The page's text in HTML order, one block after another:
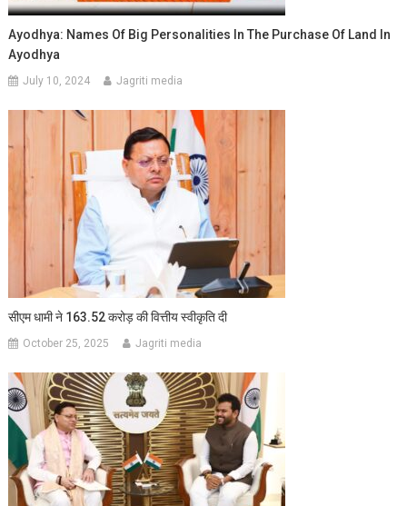
Ayodhya: Names Of Big Personalities In The Purchase Of Land In
Ayodhya
July 10, 2024 Jagriti media
सीएम धामी ने 163.52 करोड़ की वित्तीय स्वीकृति दी
October 25, 2025 Jagriti media